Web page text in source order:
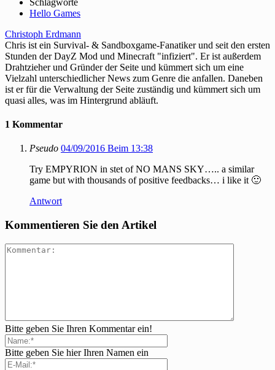
Hello Games
Christoph Erdmann
Chris ist ein Survival- & Sandboxgame-Fanatiker und seit den ersten
Stunden der DayZ Mod und Minecraft "infiziert". Er ist außerdem
Drahtzieher und Gründer der Seite und kümmert sich um eine
Vielzahl unterschiedlicher News zum Genre die anfallen. Daneben
ist er für die Verwaltung der Seite zuständig und kümmert sich um
quasi alles, was im Hintergrund abläuft.
1 Kommentar
Pseudo 04/09/2016 Beim 13:38
Try EMPYRION in stet of NO MANS SKY….. a similar
game but with thousands of positive feedbacks… i like it 🙂
Antwort
Kommentieren Sie den Artikel
Bitte geben Sie Ihren Kommentar ein!
Bitte geben Sie hier Ihren Namen ein